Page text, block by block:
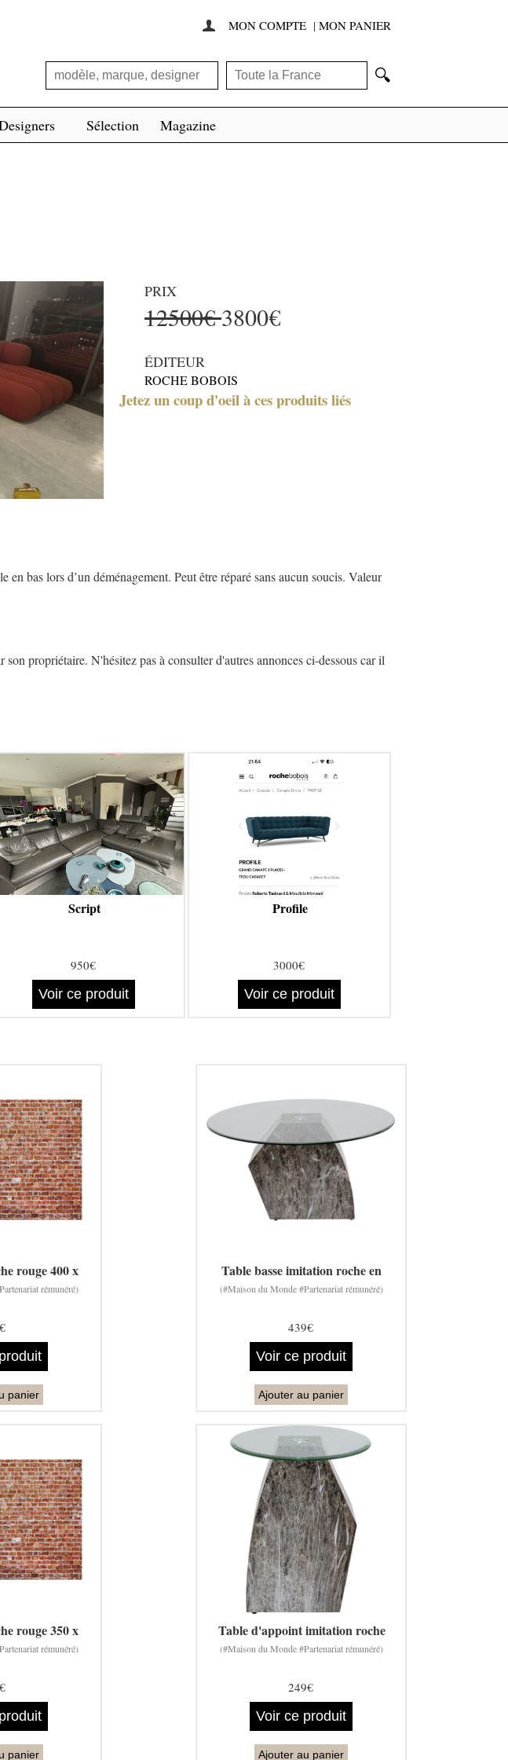
 MON COMPTE | MON PANIER
🔍
Sélection Magazine
PRIX
12500€3800€
ÉDITEUR
ROCHE BOBOIS
bas lors d’un déménagement. Peut être réparé sans aucun soucis. Valeur
propriétaire. N'hésitez pas à consulter d'autres annonces ci-dessous car il
Jetez un coup d'oeil à ces produits liés
Script
950€
Voir ce produit
Profile
3000€
Voir ce produit
rouge 400 x
rémunéré)
panier
Table basse imitation roche en
(#Maison du Monde #Partenariat rémunéré)
439€
Voir ce produit
Ajouter au panier
rouge 350 x
rémunéré)
panier
Table d'appoint imitation roche
(#Maison du Monde #Partenariat rémunéré)
249€
Voir ce produit
Ajouter au panier